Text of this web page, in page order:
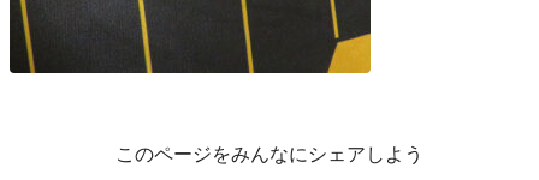
このページをみんなにシェアしよう